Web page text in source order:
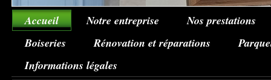
Accueil Notre entreprise
Nos prestations
Boiseries
Rénovation et réparations
Informations légales